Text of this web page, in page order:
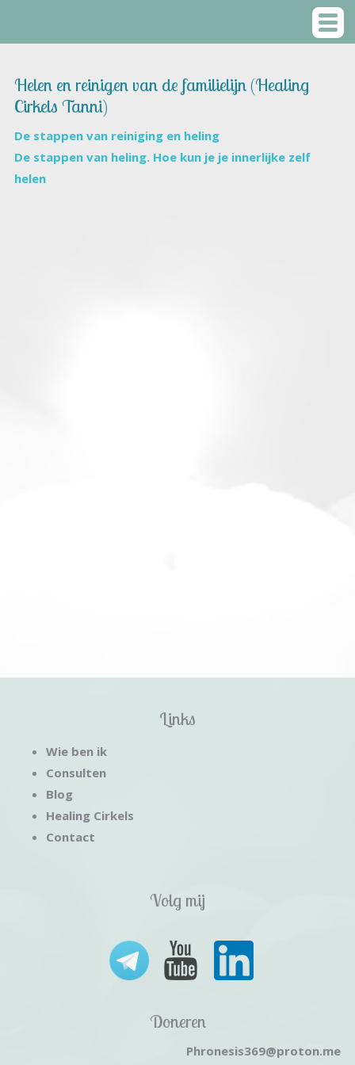
Helen en reinigen van de familielijn (Healing
Cirkels Tanni)
De stappen van reiniging en heling
De stappen van heling. Hoe kun je je innerlijke zelf
helen
Links
Wie ben ik
Consulten
Blog
Healing Cirkels
Contact
Volg mij
Doneren
Phronesis369@proton.me